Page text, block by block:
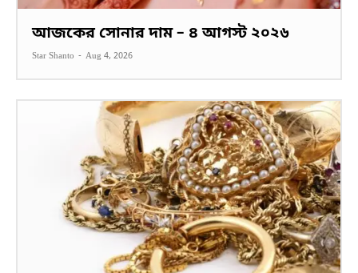
আজকের সোনার দাম – ৪ আগস্ট ২০২৬
Star Shanto - Aug 4, 2026